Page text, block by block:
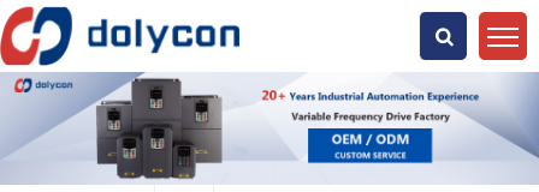
Bạn Đang Tìm Kiếm Cái Gì?